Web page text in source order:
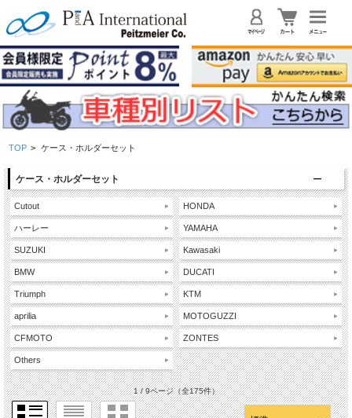
TOP > ケース・ホルダーセット
ケース・ホルダーセット
Cutout
ハーレー
SUZUKI
BMW
Triumph
aprilia
CFMOTO
Others
HONDA
YAMAHA
Kawasaki
DUCATI
KTM
MOTOGUZZI
ZONTES
1 / 9ページ（全175件）